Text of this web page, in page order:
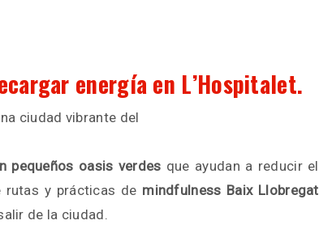
energía en L’Hospitalet.
ciudad vibrante del
pequeños oasis verdes que ayudan a reducir el
rutas y prácticas de mindfulness Baix Llobregat
de la ciudad.